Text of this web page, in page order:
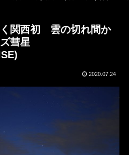
関西初 雲の切れ間か
彗星
2020.07.24